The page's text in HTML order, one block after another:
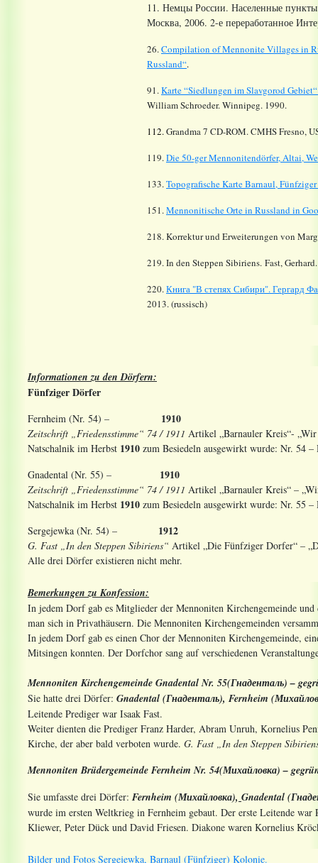
11. Немцы России. Населенные
Москва, 2006. 2-е переработанное
26.Compilation of Mennonite Villages in
Russland“.
91.Karte “Siedlungen imSlavgorod
William Schroeder. Winnipeg. 1990.
112.Grandma 7 CD-ROM. CMHS Fresno,
119.Die 50-gerMennonitendörfer, Altai,
133.Topografische Karte Barnaul,
151.Mennonitische Orte in Russland in
218. Korrektur und Erweiterungen von
219. In den Steppen Sibiriens. Fast,
220.Книга "В степях Сибири". Гергард
2013. (russisch)
Informationen zu den Dörfern:
Fünfziger Dörfer
Fernheim (Nr. 54) – 1910
Zeitschrift „Friedensstimme“ 74 / 1911 Artikel „Barnauler Kreis“-
Natschalnik im Herbst 1910 zum Besiedeln ausgewirkt wurde: Nr. 54
Gnadental (Nr. 55) – 1910
Zeitschrift „Friedensstimme“ 74 / 1911 Artikel „Barnauler Kreis“ –
Natschalnik im Herbst 1910 zum Besiedeln ausgewirkt wurde: Nr. 55
Sergejewka (Nr. 54) – 1912
G. Fast „In den Steppen Sibiriens“ Artikel „Die Fünfziger Dorfer“ –
Alle drei Dörfer existieren nicht mehr.
Bemerkungen zu Konfession:
In jedem Dorf gab es Mitglieder der Mennoniten Kirchengemeinde
man sich in Privathäusern. Die Mennoniten Kirchengemeinden
In jedem Dorf gab es einen Chor der Mennoniten Kirchengemeinde,
Mitsingen konnten. Der Dorfchor sang auf verschiedenen
Mennoniten Kirchengemeinde Gnadental Nr. 55(Гнаденталь) –
Sie hatte drei Dörfer: Gnadental (Гнаденталь), Fernheim (
Leitende Prediger war Isaak Fast.
Weiter dienten die Prediger Franz Harder, Abram Unruh, Kornelius
Kirche, der aber bald verboten wurde. G. Fast „In den Steppen
Mennoniten Brüdergemeinde Fernheim Nr. 54(Михайловка) –
Sie umfasste drei Dörfer: Fernheim (Михайловка), Gnadental
wurde im ersten Weltkrieg in Fernheim gebaut. Der erste Leitende
Kliewer, Peter Dück und David Friesen. Diakone waren Kornelius
Bilder und Fotos Sergejewka, Barnaul (Fünfziger) Kolonie.